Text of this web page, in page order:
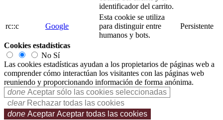
identificador del carrito.
rc::c Google
Esta cookie se utiliza
para distinguir entre
humanos y bots.
Persistente
Cookies estadísticas
No Sí
Las cookies estadísticas ayudan a los propietarios de páginas web a
comprender cómo interactúan los visitantes con las páginas web
reuniendo y proporcionando información de forma anónima.
done Aceptar sólo las cookies seleccionadas
clear Rechazar todas las cookies
done Aceptar Aceptar todas las cookies